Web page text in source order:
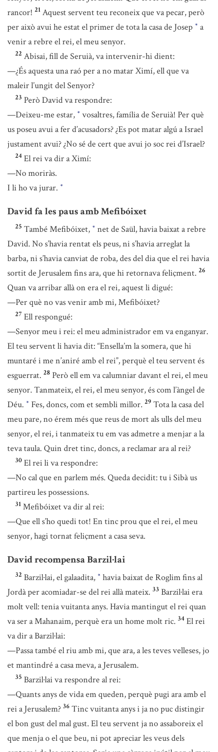
rancor! 21 Aquest servent teu reconeix que va pecar, però
per això avui he estat el primer de tota la casa de Josep * a
venir a rebre el rei, el meu senyor.
22 Abisai, fill de Seruià, va intervenir-hi dient:
—¿És aquesta una raó per a no matar Ximí, ell que va
maleir l’ungit del Senyor?
23 Però David va respondre:
—Deixeu-me estar, * vosaltres, família de Seruià! Per què
us poseu avui a fer d’acusadors? ¿Es pot matar algú a Israel
justament avui? ¿No sé de cert que avui jo soc rei d’Israel?
24 El rei va dir a Ximí:
—No moriràs.
I li ho va jurar. *
David fa les paus amb Mefibóixet
25 També Mefibóixet, * net de Saül, havia baixat a rebre
David. No s’havia rentat els peus, ni s’havia arreglat la
barba, ni s’havia canviat de roba, des del dia que el rei havia
sortit de Jerusalem fins ara, que hi retornava feliçment. 26
Quan va arribar allà on era el rei, aquest li digué:
—Per què no vas venir amb mi, Mefibóixet?
27 Ell respongué:
—Senyor meu i rei: el meu administrador em va enganyar.
El teu servent li havia dit: “Ensella’m la somera, que hi
muntaré i me n’aniré amb el rei”, perquè el teu servent és
esguerrat. 28 Però ell em va calumniar davant el rei, el meu
senyor. Tanmateix, el rei, el meu senyor, és com l’àngel de
Déu. * Fes, doncs, com et sembli millor. 29 Tota la casa del
meu pare, no érem més que reus de mort als ulls del meu
senyor, el rei, i tanmateix tu em vas admetre a menjar a la
teva taula. Quin dret tinc, doncs, a reclamar ara al rei?
30 El rei li va respondre:
—No cal que en parlem més. Queda decidit: tu i Sibà us
partireu les possessions.
31 Mefibóixet va dir al rei:
—Que ell s’ho quedi tot! En tinc prou que el rei, el meu
senyor, hagi tornat feliçment a casa seva.
David recompensa Barzil·lai
32 Barzil·lai, el galaadita, * havia baixat de Roglim fins al
Jordà per acomiadar-se del rei allà mateix. 33 Barzil·lai era
molt vell: tenia vuitanta anys. Havia mantingut el rei quan
va ser a Mahanaim, perquè era un home molt ric. 34 El rei
va dir a Barzil·lai:
—Passa també el riu amb mi, que ara, a les teves velleses, jo
et mantindré a casa meva, a Jerusalem.
35 Barzil·lai va respondre al rei:
—Quants anys de vida em queden, perquè pugi ara amb el
rei a Jerusalem? 36 Tinc vuitanta anys i ja no puc distingir
el bon gust del mal gust. El teu servent ja no assaboreix el
que menja o el que beu, ni pot apreciar les veus dels